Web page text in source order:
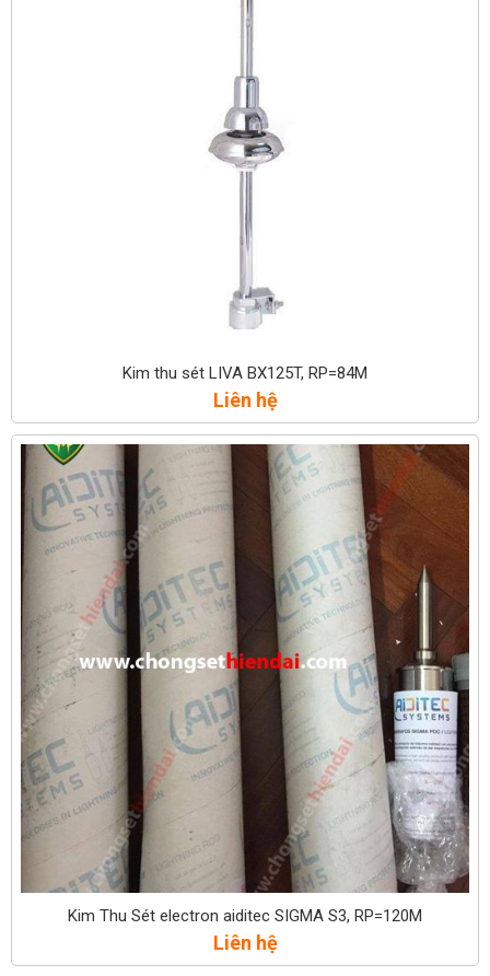
Kim thu sét LIVA BX125T, RP=84M
Liên hệ
Kim Thu Sét electron aiditec SIGMA S3, RP=120M
Liên hệ